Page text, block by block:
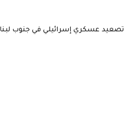
تصعيد عسكري إسرائيلي في جنوب